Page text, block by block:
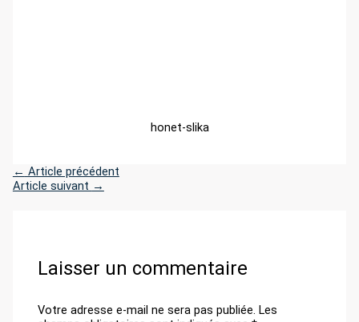
honet-slika
← Article précédent
Article suivant →
Laisser un commentaire
Votre adresse e-mail ne sera pas publiée. Les